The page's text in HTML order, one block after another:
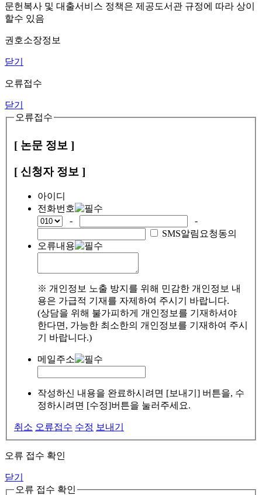
문헌복사 및 대출서비스 정책은 제공도서관 규정에 따라 상이
할수 있음
권호소장정보
닫기
오류접수
닫기
오류접수
[ 논문 정보 ]
[ 신청자 정보 ]
아이디
전화번호
-
-
SMS알림요청동의
오류내용
※ 개인정보 노출 방지를 위해 민감한 개인정보 내
용은 가급적 기재를 자제하여 주시기 바랍니다.
(상담을 위해 불가피하게 개인정보를 기재하셔야
한다면, 가능한 최소한의 개인정보를 기재하여 주시
기 바랍니다.)
메일주소
작성하신 내용을 완료하시려면 [보내기] 버튼을, 수
정하시려면 [수정]버튼을 눌러주세요.
취소 오류접수 수정 보내기
오류 접수 확인
닫기
오류 접수 확인